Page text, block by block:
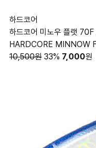
하드코어
하드코어 미노우 플랫
HARDCORE MINNOW
10,500원 33% 7,000원